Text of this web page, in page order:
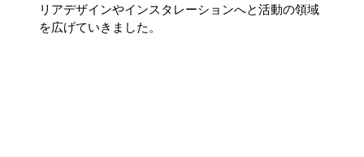
リアデザインやインスタレーションへと活動の領域
を広げていきました。